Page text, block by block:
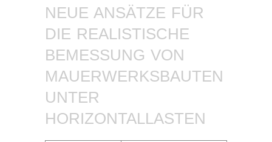
NEUE ANSÄTZE FÜR
DIE REALISTISCHE
BEMESSUNG VON
MAUERWERKSBAUTEN
UNTER
HORIZONTALLASTEN